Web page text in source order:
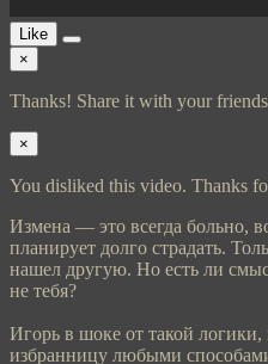
Like
×
Thanks! Share it with your
×
You disliked this video. Thanks
Измена — это всегда больно,
планирует долго страдать.
нашел другую. Но есть ли
не тебя?
Игорь в шоке от такой
избранницу любыми